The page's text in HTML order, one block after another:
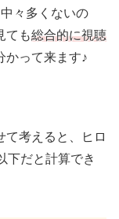
々多くないの
ても総合的に視聴
かって来ます♪
て考えると、ヒロ
下だと計算でき